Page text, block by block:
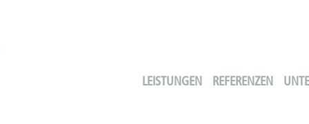
LEISTUNGEN REFERENZEN